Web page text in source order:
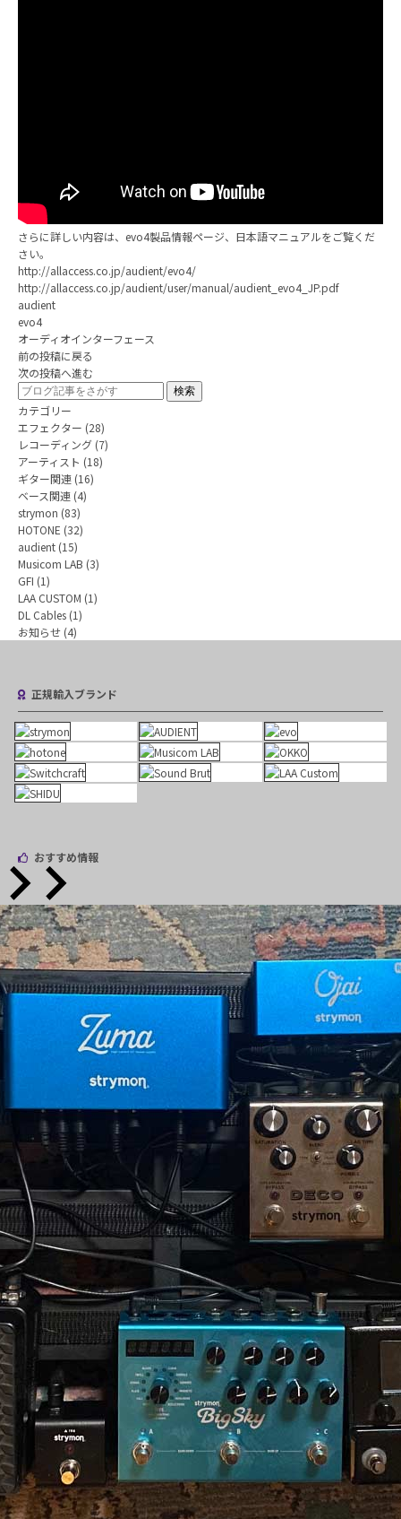
さらに詳しい内容は、evo4製品情報ページ、日本語マニュアルをご覧くだ
さい。
http://allaccess.co.jp/audient/evo4/
http://allaccess.co.jp/audient/user/manual/audient_evo4_JP.pdf
audient
evo4
オーディオインターフェース
前の投稿に戻る
次の投稿へ進む
カテゴリー
エフェクター (28)
レコーディング (7)
アーティスト (18)
ギター関連 (16)
ベース関連 (4)
strymon (83)
HOTONE (32)
audient (15)
Musicom LAB (3)
GFI (1)
LAA CUSTOM (1)
DL Cables (1)
お知らせ (4)
正規輸入ブランド
おすすめ情報